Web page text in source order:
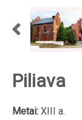
Piliava
Metai: XIII a.